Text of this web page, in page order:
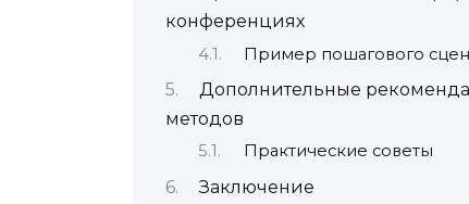
конференциях
Пример пошагового
Дополнительные
методов
Практические советы
Заключение